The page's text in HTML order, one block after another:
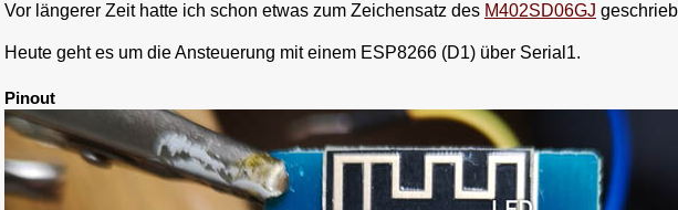
Vor längerer Zeit hatte ich schon etwas zum Zeichensatz des M402SD06GJ
Heute geht es um die Ansteuerung mit einem ESP8266 (D1) über Serial1.
Pinout